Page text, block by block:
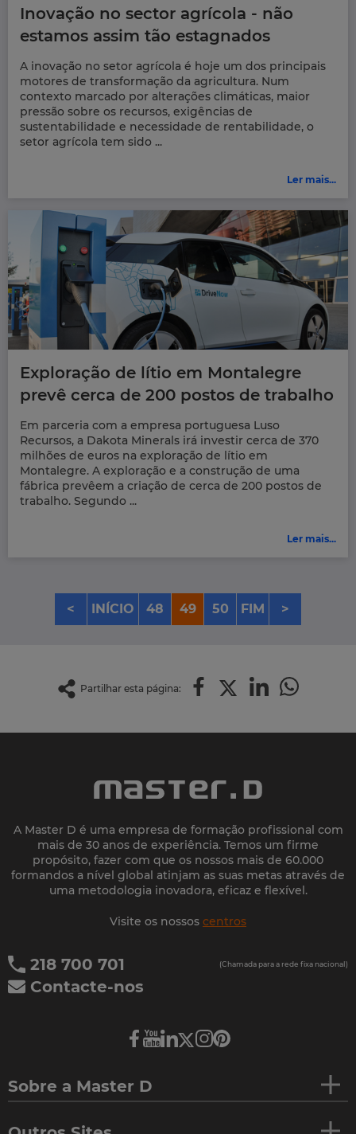
Inovação no sector agrícola - não
estamos assim tão estagnados
A inovação no setor agrícola é hoje um dos principais
motores de transformação da agricultura. Num
contexto marcado por alterações climáticas, maior
pressão sobre os recursos, exigências de
sustentabilidade e necessidade de rentabilidade, o
setor agrícola tem sido ...
Ler mais...
Exploração de lítio em Montalegre
prevê cerca de 200 postos de trabalho
Em parceria com a empresa portuguesa Luso
Recursos, a Dakota Minerals irá investir cerca de 370
milhões de euros na exploração de lítio em
Montalegre. A exploração e a construção de uma
fábrica prevêem a criação de cerca de 200 postos de
trabalho. Segundo ...
Ler mais...
< INÍCIO 48 49 50 FIM >
Partilhar esta página:
A Master D é uma empresa de formação profissional com
mais de 30 anos de experiência. Temos um firme
propósito, fazer com que os nossos mais de 60.000
formandos a nível global atinjam as suas metas através de
uma metodologia inovadora, eficaz e flexível.
Visite os nossos centros
218 700 701 (Chamada para a rede fixa nacional)
Contacte-nos
Sobre a Master D